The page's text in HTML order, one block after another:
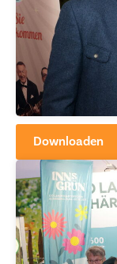
Downloaden